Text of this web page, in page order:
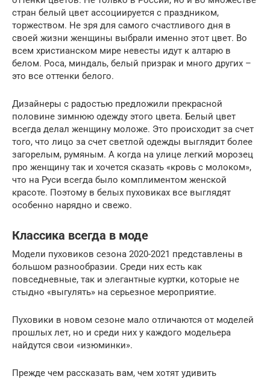
стран белый цвет ассоциируется с праздником,
торжеством. Не зря для самого счастливого дня в
своей жизни женщины выбрали именно этот цвет. Во
всем христианском мире невесты идут к алтарю в
белом. Роса, миндаль, белый призрак и много других –
это все оттенки белого.
Дизайнеры с радостью предложили прекрасной
половине зимнюю одежду этого цвета. Белый цвет
всегда делал женщину моложе. Это происходит за счет
того, что лицо за счет светлой одежды выглядит более
загорелым, румяным. А когда на улице легкий морозец
про женщину так и хочется сказать «кровь с молоком»,
что на Руси всегда было комплиментом женской
красоте. Поэтому в белых пуховиках все выглядят
особенно нарядно и свежо.
Классика всегда в моде
Модели пуховиков сезона 2020-2021 представлены в
большом разнообразии. Среди них есть как
повседневные, так и элегантные куртки, которые не
стыдно «выгулять» на серьезное мероприятие.
Пуховики в новом сезоне мало отличаются от моделей
прошлых лет, но и среди них у каждого модельера
найдутся свои «изюминки».
Прежде чем рассказать вам, чем хотят удивить